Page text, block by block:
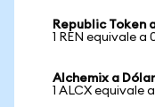
Republic Token
1 REN equivale a
Alchemix a
1 ALCX equivale a